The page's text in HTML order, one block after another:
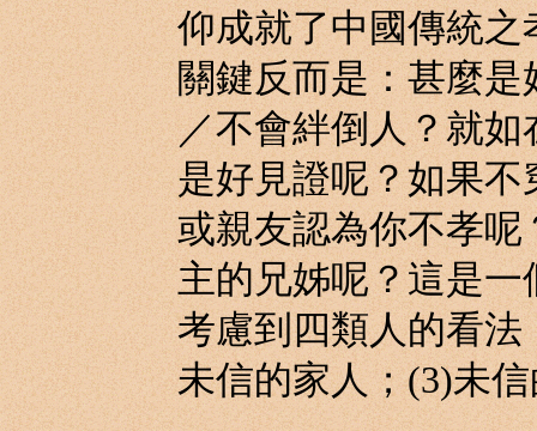
仰成就了中國傳統
關鍵反而是：甚麼
／不會絆倒人？就
是好見證呢？如果
或親友認為你不孝
主的兄姊呢？這是
考慮到四類人的看法
未信的家人；(3)未